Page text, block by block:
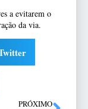
a evitarem o
da via.
PRÓXIMO